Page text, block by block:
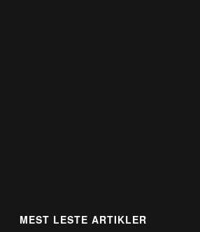
MEST LESTE ARTIKLER